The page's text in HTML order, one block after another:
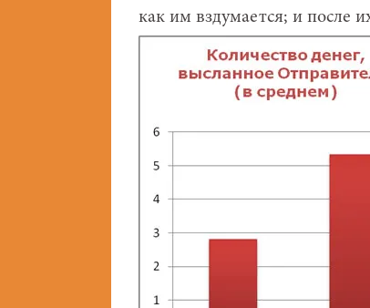
как им вздумается; и после